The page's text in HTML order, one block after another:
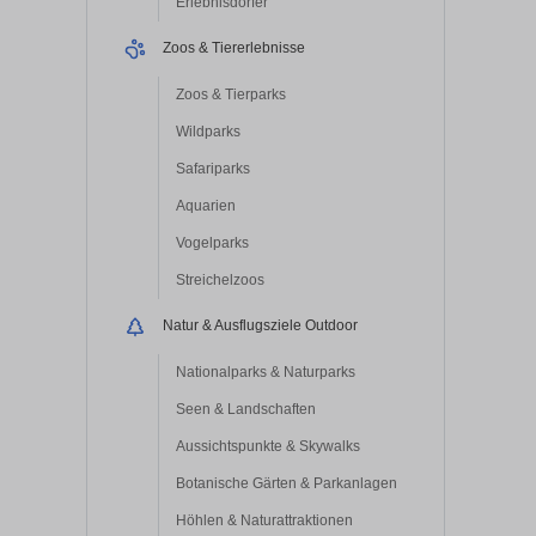
Zoos & Tiererlebnisse
Zoos & Tierparks
Wildparks
Safariparks
Aquarien
Vogelparks
Streichelzoos
Natur & Ausflugsziele Outdoor
Nationalparks & Naturparks
Seen & Landschaften
Aussichtspunkte & Skywalks
Botanische Gärten & Parkanlagen
Höhlen & Naturattraktionen